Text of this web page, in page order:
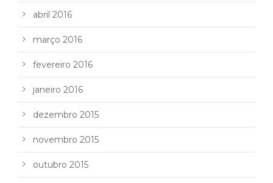
abril 2016
março 2016
fevereiro 2016
janeiro 2016
dezembro 2015
novembro 2015
outubro 2015